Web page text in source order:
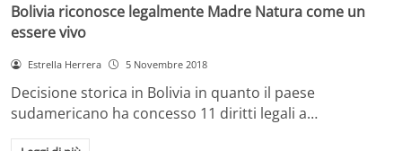
Bolivia riconosce legalmente Madre Natura come un
essere vivo
Estrella Herrera 5 Novembre 2018
Decisione storica in Bolivia in quanto il paese
sudamericano ha concesso 11 diritti legali a…